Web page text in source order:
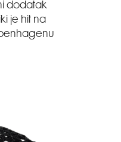
dodatak
je hit na